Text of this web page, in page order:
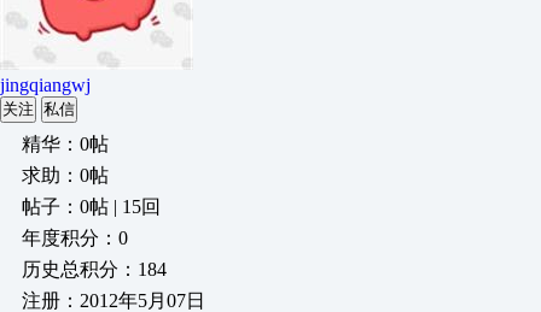
jingqiangwj
关注 私信
精华：0帖
求助：0帖
帖子：0帖 | 15回
年度积分：0
历史总积分：184
注册：2012年5月07日